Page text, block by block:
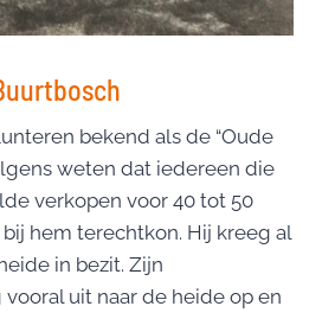
bekend als de “Oude
weten dat iedereen die
verkopen voor 40 tot 50
hem terechtkon. Hij kreeg al
in bezit. Zijn
uit naar de heide op en